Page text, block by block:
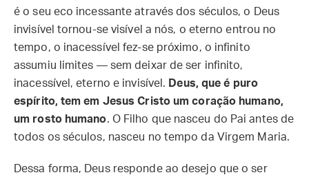
é o seu eco incessante através dos séculos, o Deus
invisível tornou-se visível a nós, o eterno entrou no
tempo, o inacessível fez-se próximo, o infinito
assumiu limites — sem deixar de ser infinito,
inacessível, eterno e invisível. Deus, que é puro
espírito, tem em Jesus Cristo um coração humano,
um rosto humano. O Filho que nasceu do Pai antes de
todos os séculos, nasceu no tempo da Virgem Maria.
Dessa forma, Deus responde ao desejo que o ser